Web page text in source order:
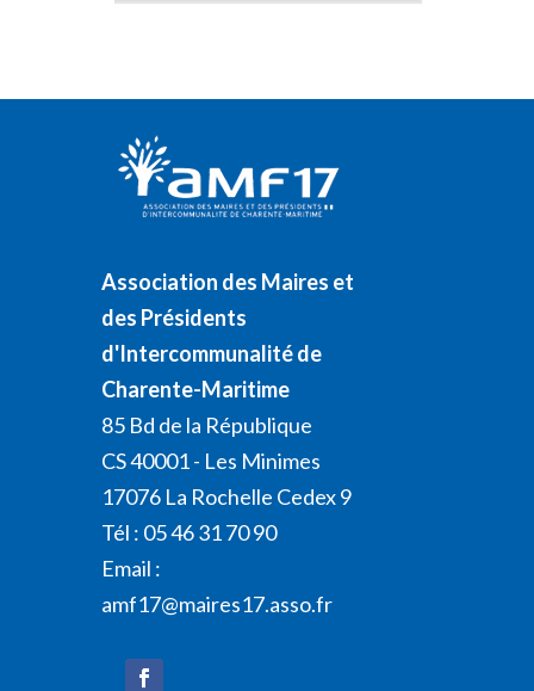
Association des Maires et
des Présidents
d'Intercommunalité de
Charente-Maritime
85 Bd de la République
CS 40001 - Les Minimes
17076 La Rochelle Cedex 9
Tél : 05 46 31 70 90
Email :
amf17@maires17.asso.fr